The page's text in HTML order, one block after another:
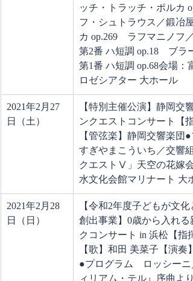
ッチ・トラッチ・ポルカ
フ・シュトラウス／鍛冶屋
カ op.269　ラフマニノフ
第2番 ハ短調 op.18　ブラ
第1番 ハ短調 op.68会場：
ロゼシアター 大ホール
2021年2月27
日（土）
【特別主催公演】静岡交
ンクエストコンサート【指
【管弦楽】静岡交響楽
すぎやまこういち／交響
クエストⅤ」天空の花嫁
水文化会館マリナート 大
2021年2月28
日（日）
【令和2年度子どもが文化
創出事業】0歳から入れる
クコンサート in 浜松【指
【歌】和田 美菜子【演奏
●プログラム　ロッシーニ
ィリアム・テル』序曲よ